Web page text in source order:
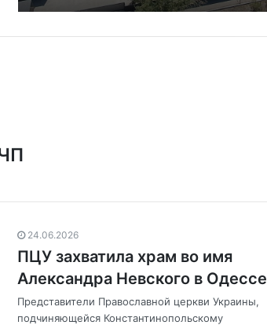
24.06.2026
ПЦУ захватила храм во имя
Александра Невского в Одессе
Представители Православной церкви Украины,
подчиняющейся Константинопольскому